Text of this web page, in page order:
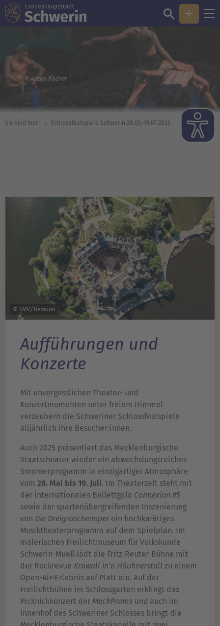
© Silke Winkler
Sie sind hier: Schloss­festspiele Schwerin 28.05.-19.07.2026
© TMV/Tiemann
Aufführungen und
Konzerte
Mit unvergesslichen Theater- und
Konzertmomenten unter freiem Himmel
verzaubern die Schweriner Schlossfestspiele
alljährlich ihre Besucher:innen.
Auch 2025 präsentiert das Mecklenburgische
Staatstheater wieder ein abwechslungsreiches
Sommerprogramm in einzigartiger Atmosphäre
vom 28. Mai bis 19. Juli. Im Theaterzelt steht mit
der internationalen Ballettgala Connexion #5
sowie der spartenübergreifenden Inszenierung
von Die Dreigroschenoper ein hochkarätiges
Musiktheaterprogramm auf dem Spielplan. Im
malerischen Freilichtmuseum für Volkskunde
Schwerin-Mueß lädt die Fritz-Reuter-Bühne mit
der Rockrevue Krawall in’n Häuhnerstall zu einem
Open-Air-Erlebnis auf Platt ein. Auf der
Freilichtbühne im Schlossgarten erklingt das
Picknickkonzert der MeckProms und auch im
Innenhof des Schweriner Schlosses bringt die